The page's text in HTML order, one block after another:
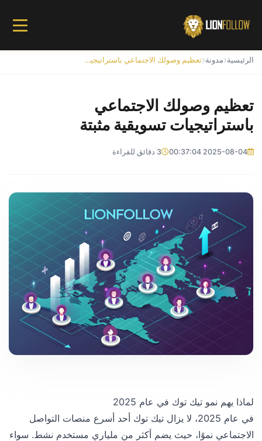
الرئيسية مدونة تعظيم وصولك الاجتماعي باستراتيجيات تسويقية مثبتة
تعظيم وصولك الاجتماعي
باستراتيجيات تسويقية مثبتة
2025-08-04 00:37:04 3 دقائق للقراءة
لماذا يهم نمو تيك توك في عام 2025
في عام 2025، لا يزال تيك توك أحد أسرع منصات التواصل
الاجتماعي نموًا، حيث يضم أكثر من ملياري مستخدم نشط. سواء